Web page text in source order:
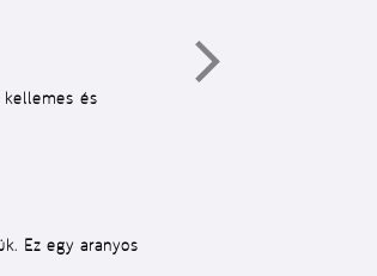
kellemes és
Ez egy aranyos